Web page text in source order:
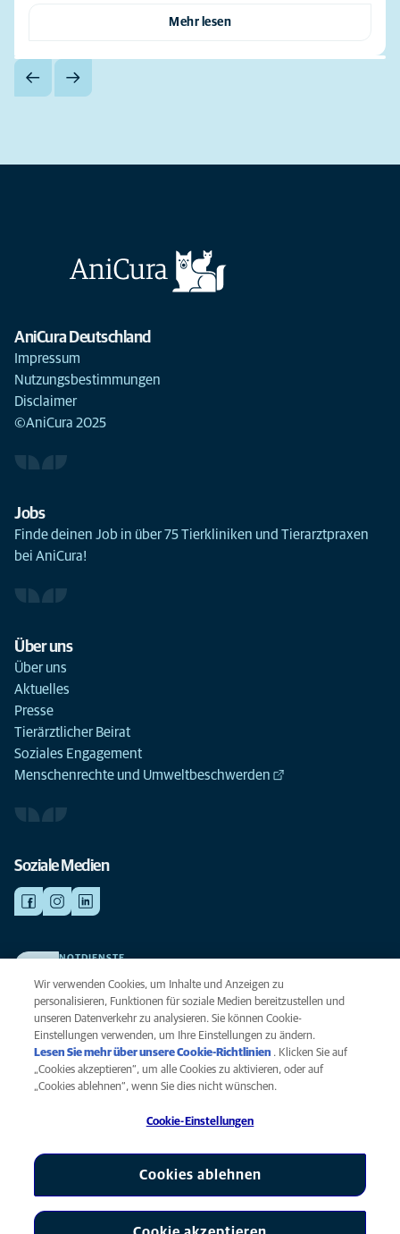
Mehr lesen
AniCura Deutschland
Impressum
Nutzungsbestimmungen
Disclaimer
©AniCura 2025
Jobs
Finde deinen Job in über 75 Tierkliniken und Tierarztpraxen
bei AniCura!
Über uns
Über uns
Aktuelles
Presse
Tierärztlicher Beirat
Soziales Engagement
Menschenrechte und Umweltbeschwerden
Soziale Medien
NOTDIENSTE
beste Versorgung verdient.
Datenschutz
Legal
Hinweis zu Cookies
Global Human Rights
AniCura ist eine Tochtergesellschaft von Mars, Inc © 2026
Wir verwenden Cookies, um Inhalte und Anzeigen zu
personalisieren, Funktionen für soziale Medien bereitzustellen und
unseren Datenverkehr zu analysieren. Sie können Cookie-
Einstellungen verwenden, um Ihre Einstellungen zu ändern.
Lesen Sie mehr über unsere Cookie-Richtlinien (opens in a new
tab)
. Klicken Sie auf
„Cookies akzeptieren“, um alle Cookies zu aktivieren, oder auf
„Cookies ablehnen“, wenn Sie dies nicht wünschen.
Cookie-Einstellungen
Cookies ablehnen